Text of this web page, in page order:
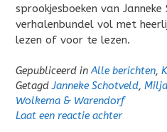
sprookjesboeken van
verhalenbundel vol met
lezen of voor te lezen.
Gepubliceerd inAlle berichten,
GetagdJanneke Schotveld,
Wolkema & Warendorf
Laat een reactie achter